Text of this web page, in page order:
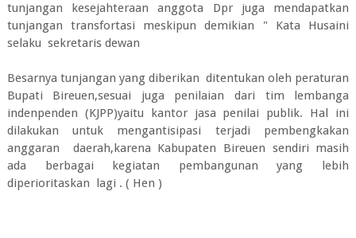
tunjangan kesejahteraan anggota Dpr juga mendapatkan
tunjangan transfortasi meskipun demikian " Kata Husaini
selaku sekretaris dewan
Besarnya tunjangan yang diberikan ditentukan oleh peraturan
Bupati Bireuen,sesuai juga penilaian dari tim lembanga
indenpenden (KJPP)yaitu kantor jasa penilai publik. Hal ini
dilakukan untuk mengantisipasi terjadi pembengkakan
anggaran daerah,karena Kabupaten Bireuen sendiri masih
ada berbagai kegiatan pembangunan yang lebih
diperioritaskan lagi . ( Hen )